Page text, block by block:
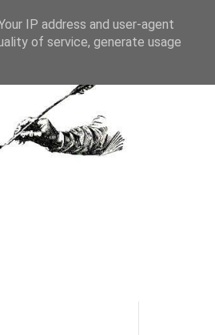
IP address and user-agent
of service, generate usage